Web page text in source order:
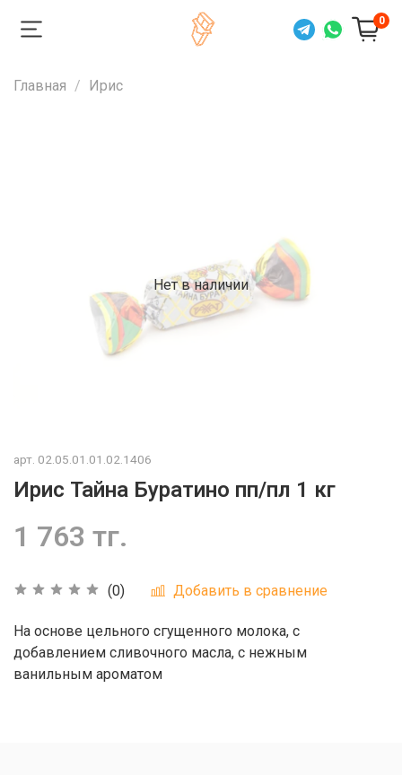
0
Главная Ирис
Нет в наличии
арт. 02.05.01.01.02.1406
Ирис Тайна Буратино пп/пл 1 кг
(0) Добавить в сравнение
1 763 тг.
На основе цельного сгущенного молока, с
добавлением сливочного масла, с нежным
ванильным ароматом